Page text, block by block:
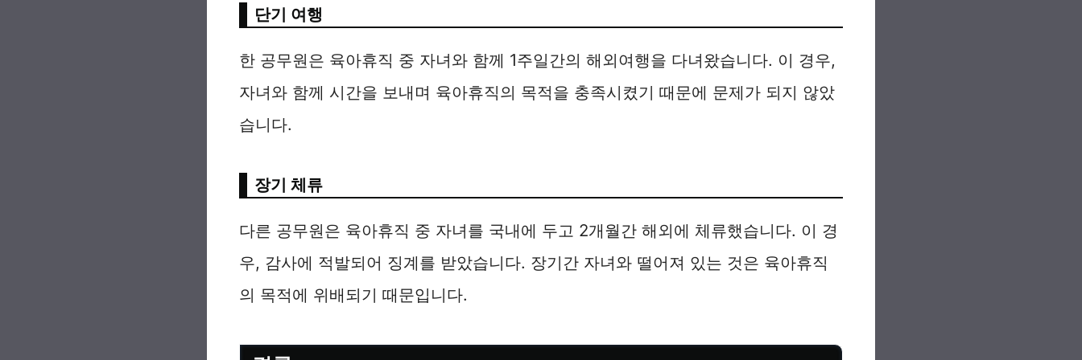
단기 여행
한 공무원은 육아휴직 중 자녀와 함께 1주일간의 해외여행을 다녀왔습니다. 이 경우,
자녀와 함께 시간을 보내며 육아휴직의 목적을 충족시켰기 때문에 문제가 되지 않았
습니다.
장기 체류
다른 공무원은 육아휴직 중 자녀를 국내에 두고 2개월간 해외에 체류했습니다. 이 경
우, 감사에 적발되어 징계를 받았습니다. 장기간 자녀와 떨어져 있는 것은 육아휴직
의 목적에 위배되기 때문입니다.